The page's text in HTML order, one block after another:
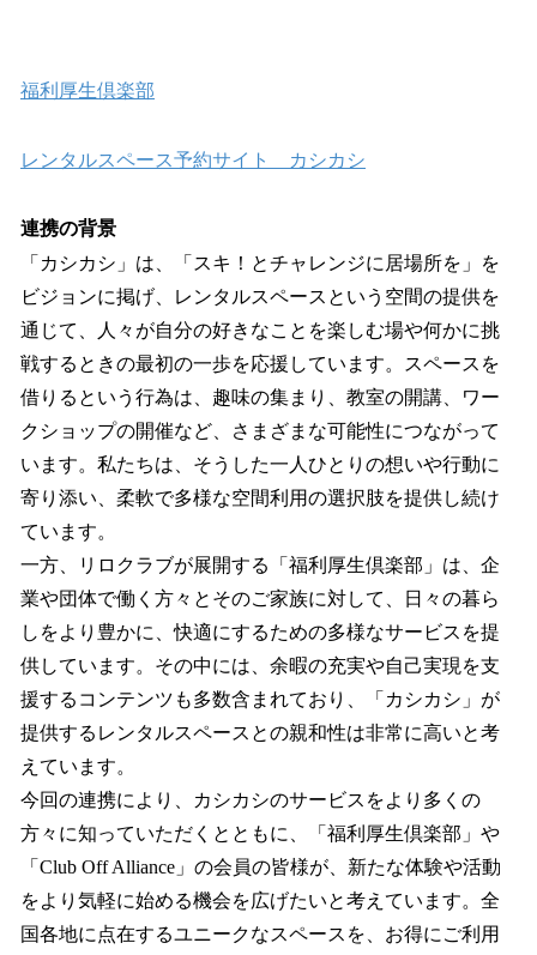
福利厚生倶楽部
レンタルスペース予約サイト カシカシ
連携の背景
「カシカシ」は、「スキ！とチャレンジに居場所を」を
ビジョンに掲げ、レンタルスペースという空間の提供を
通じて、人々が自分の好きなことを楽しむ場や何かに挑
戦するときの最初の一歩を応援しています。スペースを
借りるという行為は、趣味の集まり、教室の開講、ワー
クショップの開催など、さまざまな可能性につながって
います。私たちは、そうした一人ひとりの想いや行動に
寄り添い、柔軟で多様な空間利用の選択肢を提供し続け
ています。
一方、リロクラブが展開する「福利厚生倶楽部」は、企
業や団体で働く方々とそのご家族に対して、日々の暮ら
しをより豊かに、快適にするための多様なサービスを提
供しています。その中には、余暇の充実や自己実現を支
援するコンテンツも多数含まれており、「カシカシ」が
提供するレンタルスペースとの親和性は非常に高いと考
えています。
今回の連携により、カシカシのサービスをより多くの
方々に知っていただくとともに、「福利厚生倶楽部」や
「Club Off Alliance」の会員の皆様が、新たな体験や活動
をより気軽に始める機会を広げたいと考えています。全
国各地に点在するユニークなスペースを、お得にご利用